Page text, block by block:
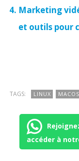
Marketing
et outils pour
TAGS: LINUX MACOS
accéder à